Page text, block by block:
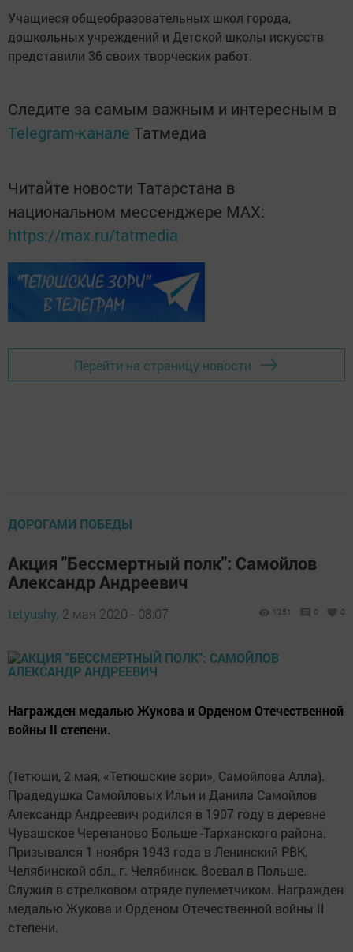
Учащиеся общеобразовательных школ города,
дошкольных учреждений и Детской школы искусств
представили 36 своих творческих работ.
Следите за самым важным и интересным в
Telegram-канале Татмедиа
Читайте новости Татарстана в
национальном мессенджере MАХ:
https://max.ru/tatmedia
Перейти на страницу новости
ДОРОГАМИ ПОБЕДЫ
Акция "Бессмертный полк": Самойлов
Александр Андреевич
tetyushy, 2 мая 2020 - 08:07 1351 0 0
Награжден медалью Жукова и Орденом Отечественной
войны II степени.
(Тетюши, 2 мая, «Тетюшские зори», Самойлова Алла).
Прадедушка Самойловых Ильи и Данила Самойлов
Александр Андреевич родился в 1907 году в деревне
Чувашское Черепаново Больше -Тарханского района.
Призывался 1 ноября 1943 года в Ленинский РВК,
Челябинской обл., г. Челябинск. Воевал в Польше.
Служил в стрелковом отряде пулеметчиком. Награжден
медалью Жукова и Орденом Отечественной войны II
степени.